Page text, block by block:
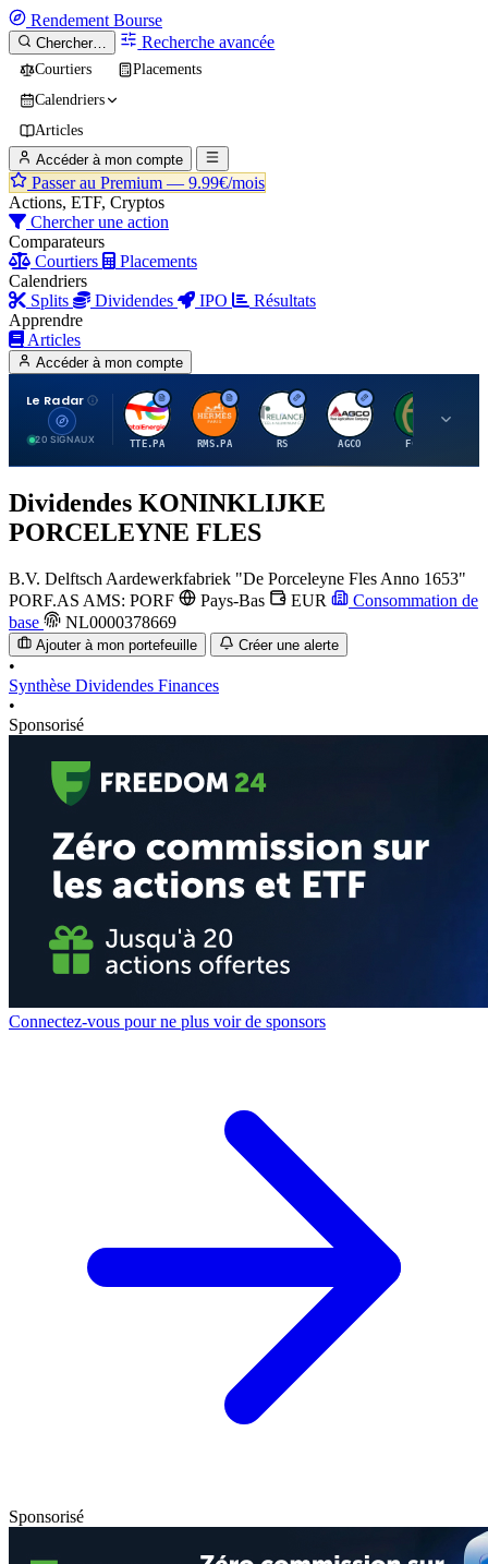
Rendement Bourse
Chercher… Recherche avancée
Courtiers
Placements
Calendriers
Articles
Accéder à mon compte
Passer au Premium — 9.99€/mois
Actions, ETF, Cryptos
Chercher une action
Comparateurs
Courtiers
Placements
Calendriers
Splits
Dividendes IPO
Résultats
Apprendre
Articles
Accéder à mon compte
Le Radar
20 SIGNAUX
T
TTE.PA
H
RMS.PA
R
RS
A
AGCO FCFS
Dividendes KONINKLIJKE
PORCELEYNE FLES
B.V. Delftsch Aardewerkfabriek "De Porceleyne Fles Anno 1653"
PORF.AS AMS: PORF Pays-Bas EUR
Consommation de
base
NL0000378669
Ajouter à mon portefeuille Créer une alerte
•
Synthèse Dividendes Finances
•
Sponsorisé
Connectez-vous pour ne plus voir de sponsors
Sponsorisé